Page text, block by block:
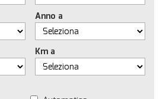
Anno a
Km a